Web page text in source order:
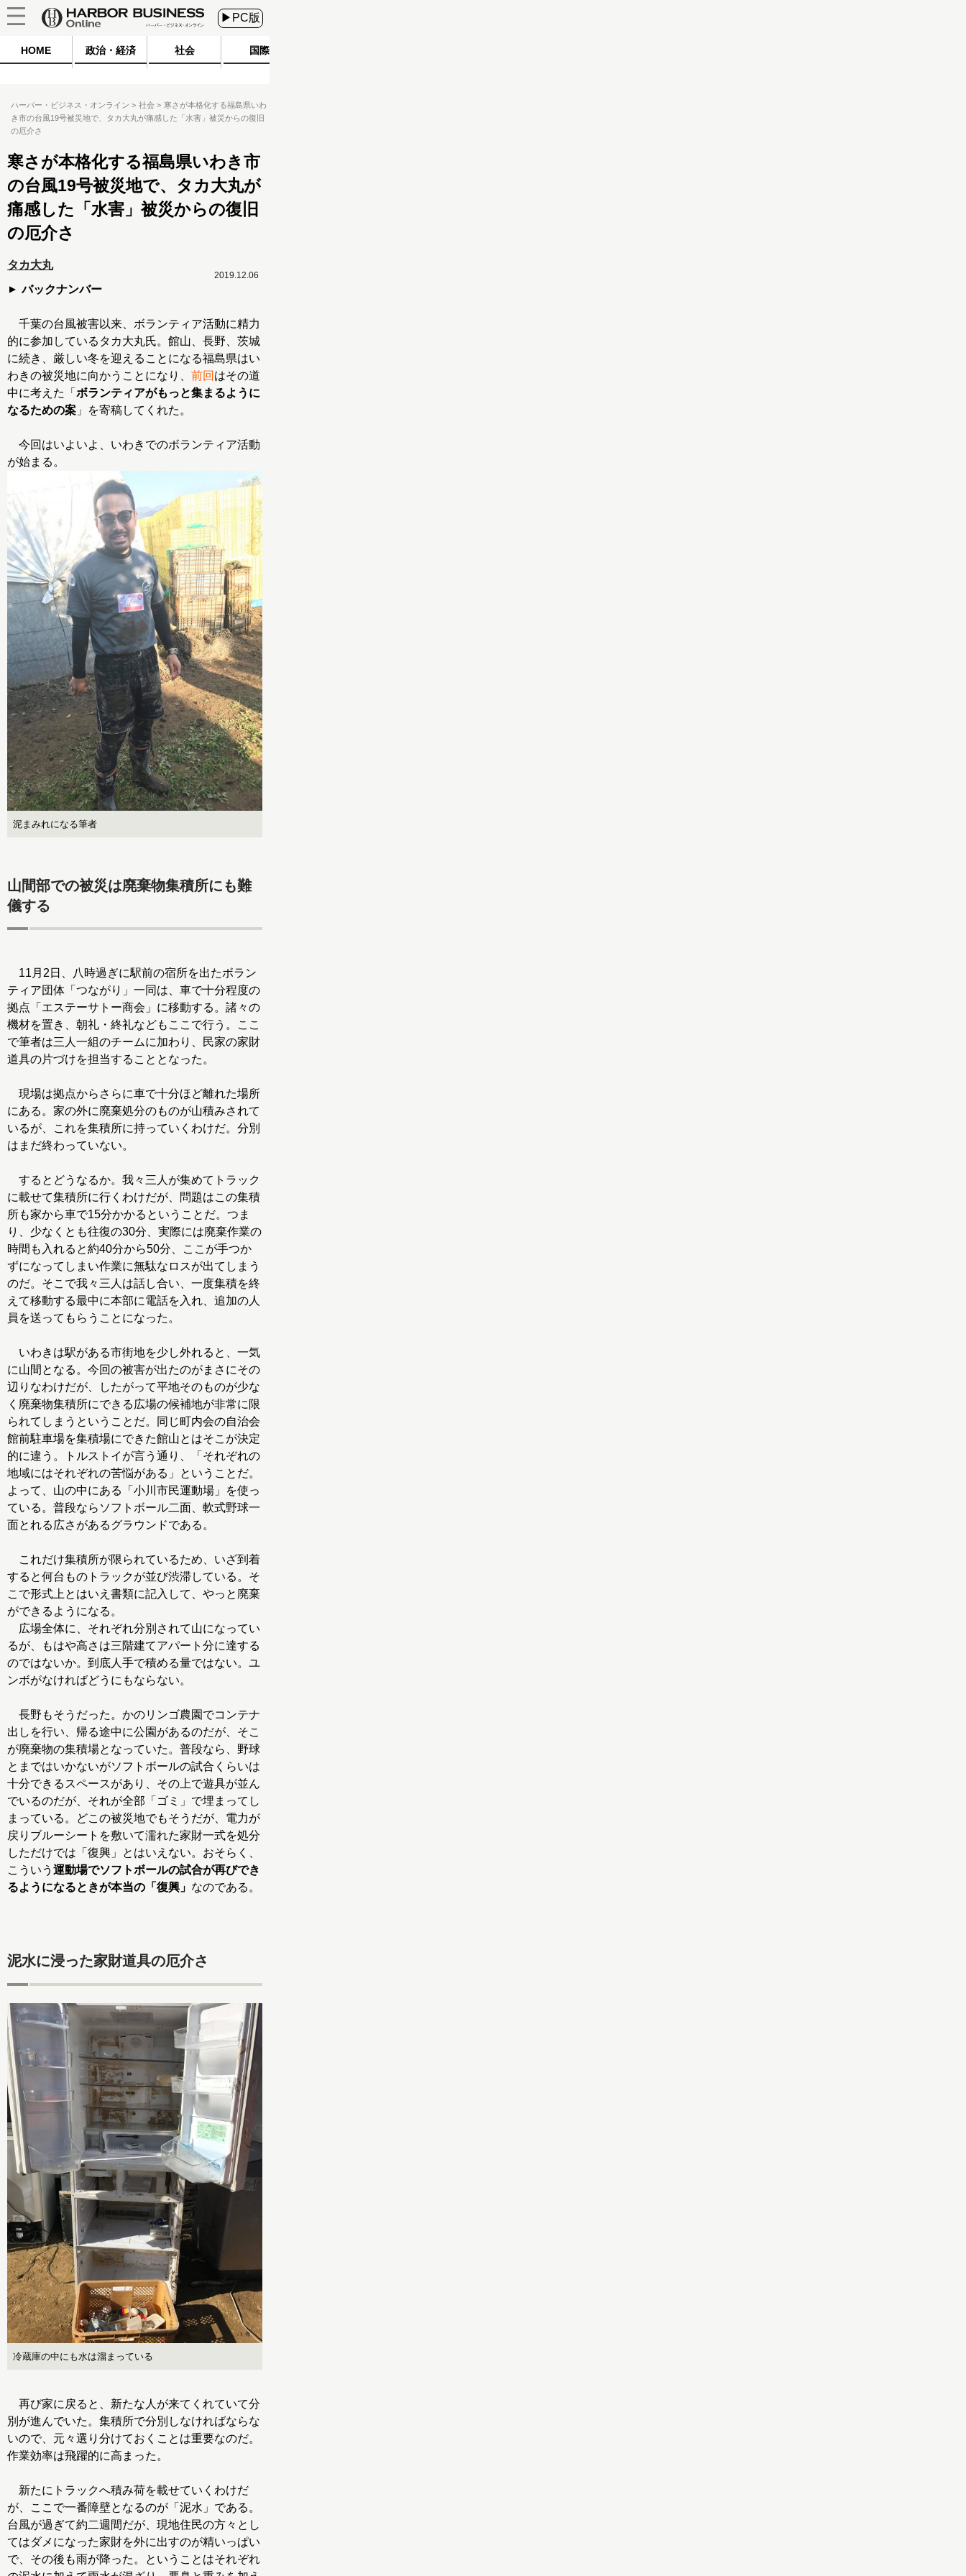
▶PC版
HOME 政治・経済 社会 国際
ハーバー・ビジネス・オンライン 社会
寒さが本格化する福島県いわ
き市の台風19号被災地で、タカ大丸が痛感した「水害」被災からの復旧
の厄介さ
寒さが本格化する福島県いわき市
の台風19号被災地で、タカ大丸が
痛感した「水害」被災からの復旧
の厄介さ
タカ大丸
バックナンバー
2019.12.06
千葉の台風被害以来、ボランティア活動に精力
的に参加しているタカ大丸氏。館山、長野、茨城
に続き、厳しい冬を迎えることになる福島県はい
わきの被災地に向かうことになり、 前回 はその道
中に考えた「 ボランティアがもっと集まるように
なるための案 」を寄稿してくれた。
今回はいよいよ、いわきでのボランティア活動
泥まみれになる筆者
山間部での被災は廃棄物集積所にも難
儀する
11月2日、八時過ぎに駅前の宿所を出たボラン
ティア団体「つながり」一同は、車で十分程度の
拠点「エステーサトー商会」に移動する。諸々の
機材を置き、朝礼・終礼などもここで行う。ここ
で筆者は三人一組のチームに加わり、民家の家財
道具の片づけを担当することとなった。
現場は拠点からさらに車で十分ほど離れた場所
にある。家の外に廃棄処分のものが山積みされて
いるが、これを集積所に持っていくわけだ。分別
はまだ終わっていない。
するとどうなるか。我々三人が集めてトラック
に載せて集積所に行くわけだが、問題はこの集積
所も家から車で15分かかるということだ。つま
り、少なくとも往復の30分、実際には廃棄作業の
時間も入れると約40分から50分、ここが手つか
ずになってしまい作業に無駄なロスが出てしまう
のだ。そこで我々三人は話し合い、一度集積を終
えて移動する最中に本部に電話を入れ、追加の人
員を送ってもらうことになった。
いわきは駅がある市街地を少し外れると、一気
に山間となる。今回の被害が出たのがまさにその
辺りなわけだが、したがって平地そのものが少な
く廃棄物集積所にできる広場の候補地が非常に限
られてしまうということだ。同じ町内会の自治会
館前駐車場を集積場にできた館山とはそこが決定
的に違う。トルストイが言う通り、「それぞれの
地域にはそれぞれの苦悩がある」ということだ。
よって、山の中にある「小川市民運動場」を使っ
ている。普段ならソフトボール二面、軟式野球一
面とれる広さがあるグラウンドである。
これだけ集積所が限られているため、いざ到着
すると何台ものトラックが並び渋滞している。そ
こで形式上とはいえ書類に記入して、やっと廃棄
ができるようになる。
広場全体に、それぞれ分別されて山になってい
るが、もはや高さは三階建てアパート分に達する
のではないか。到底人手で積める量ではない。ユ
ンボがなければどうにもならない。
長野もそうだった。かのリンゴ農園でコンテナ
出しを行い、帰る途中に公園があるのだが、そこ
が廃棄物の集積場となっていた。普段なら、野球
とまではいかないがソフトボールの試合くらいは
十分できるスペースがあり、その上で遊具が並ん
でいるのだが、それが全部「ゴミ」で埋まってし
まっている。どこの被災地でもそうだが、電力が
戻りブルーシートを敷いて濡れた家財一式を処分
しただけでは「復興」とはいえない。おそらく、
こういう 運動場でソフトボールの試合が再びでき
るようになるときが本当の「復興」 なのである。
泥水に浸った家財道具の厄介さ
冷蔵庫の中にも水は溜まっている
再び家に戻ると、新たな人が来てくれていて分
別が進んでいた。集積所で分別しなければならな
いので、元々選り分けておくことは重要なのだ。
作業効率は飛躍的に高まった。
新たにトラックへ積み荷を載せていくわけだ
が、ここで一番障壁となるのが「泥水」である。
台風が過ぎて約二週間だが、現地住民の方々とし
てはダメになった家財を外に出すのが精いっぱい
で、その後も雨が降った。ということはそれぞれ